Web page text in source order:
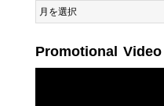
Archives
by
Promotional Video